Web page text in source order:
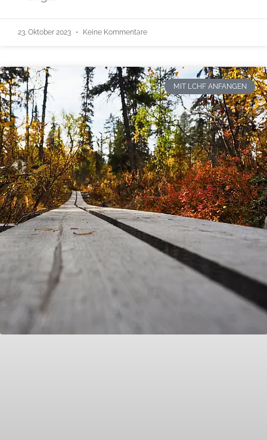
23. Oktober 2023 Keine Kommentare
MIT LCHF ANFANGEN